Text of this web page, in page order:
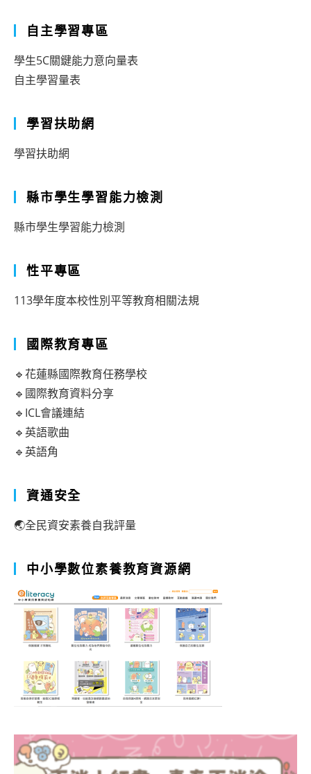
自主學習專區
學生5C關鍵能力意向量表
自主學習量表
學習扶助網
學習扶助網
縣市學生學習能力檢測
縣市學生學習能力檢測
性平專區
113學年度本校性別平等教育相關法規
國際教育專區
🔹花蓮縣國際教育任務學校
🔹國際教育資料分享
🔹ICL會議連結
🔹英語歌曲
🔹英語角
資通安全
🌏全民資安素養自我評量
中小學數位素養教育資源網